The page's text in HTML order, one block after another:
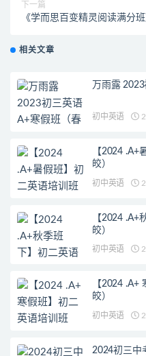
下一篇
《学而思百变精灵阅读满分
相关文章
万雨露
初中英语
【2024 .A+
皎）
初中英语
【2024 .A+
皎）
初中英语
【2024 .A+
皎）
初中英语
2024初三中